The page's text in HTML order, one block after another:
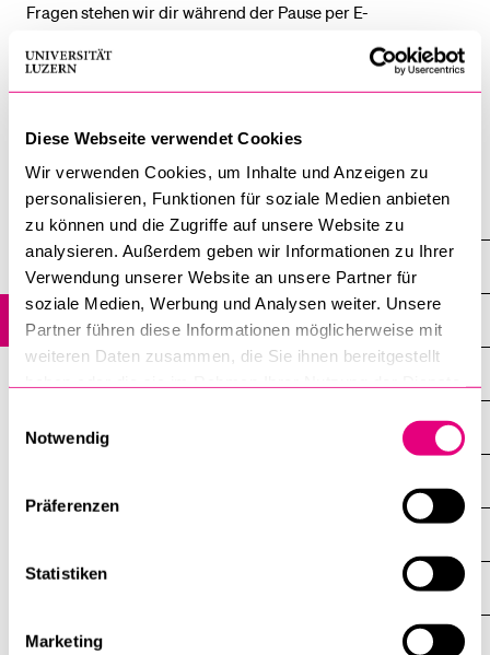
Diese Webseite verwendet Cookies
Wir verwenden Cookies, um Inhalte und Anzeigen zu
personalisieren, Funktionen für soziale Medien anbieten
zu können und die Zugriffe auf unsere Website zu
analysieren. Außerdem geben wir Informationen zu Ihrer
Verwendung unserer Website an unsere Partner für
soziale Medien, Werbung und Analysen weiter. Unsere
Partner führen diese Informationen möglicherweise mit
weiteren Daten zusammen, die Sie ihnen bereitgestellt
Notwendig
Präferenzen
Statistiken
Marketing
Sport
Aktuelles
Gesundheitswoche
Über uns
Fragen stehen wir dir während der Pause per E-
20. Oktober 2025